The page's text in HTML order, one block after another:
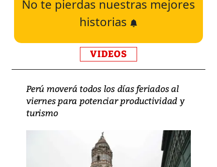
No te pierdas nuestras mejores
historias
VIDEOS
Perú moverá todos los días feriados al
viernes para potenciar productividad y
turismo